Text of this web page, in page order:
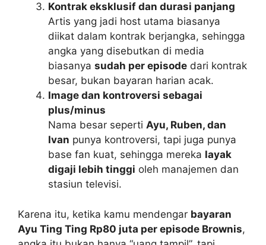
Kontrak eksklusif dan durasi panjang
Artis yang jadi host utama biasanya
diikat dalam kontrak berjangka, sehingga
angka yang disebutkan di media
biasanya sudah per episode dari kontrak
besar, bukan bayaran harian acak.
Image dan kontroversi sebagai
plus/minus
Nama besar seperti Ayu, Ruben, dan
Ivan punya kontroversi, tapi juga punya
base fan kuat, sehingga mereka layak
digaji lebih tinggi oleh manajemen dan
stasiun televisi.
Karena itu, ketika kamu mendengar bayaran
Ayu Ting Ting Rp80 juta per episode Brownis,